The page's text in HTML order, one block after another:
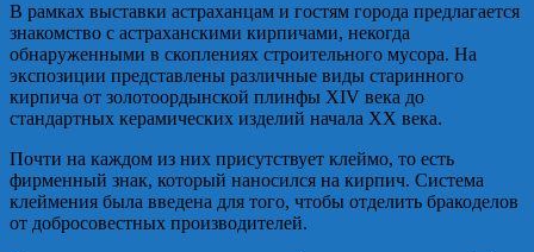
В рамках выставки астраханцам и гостям города предлагается
знакомство с астраханскими кирпичами, некогда
обнаруженными в скоплениях строительного мусора. На
экспозиции представлены различные виды старинного
кирпича от золотоордынской плинфы XIV века до
стандартных керамических изделий начала XX века.
Почти на каждом из них присутствует клеймо, то есть
фирменный знак, который наносился на кирпич. Система
клеймения была введена для того, чтобы отделить бракоделов
от добросовестных производителей.